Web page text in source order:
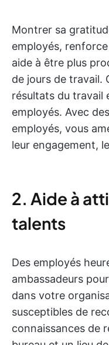
Montrer sa
employés,
aide à être plus
de jours de travail.
résultats du travail
employés. Avec
employés, vous
leur engagement,
2. Aide à
talents
Des employés
ambassadeurs
dans votre
susceptibles de
connaissances de